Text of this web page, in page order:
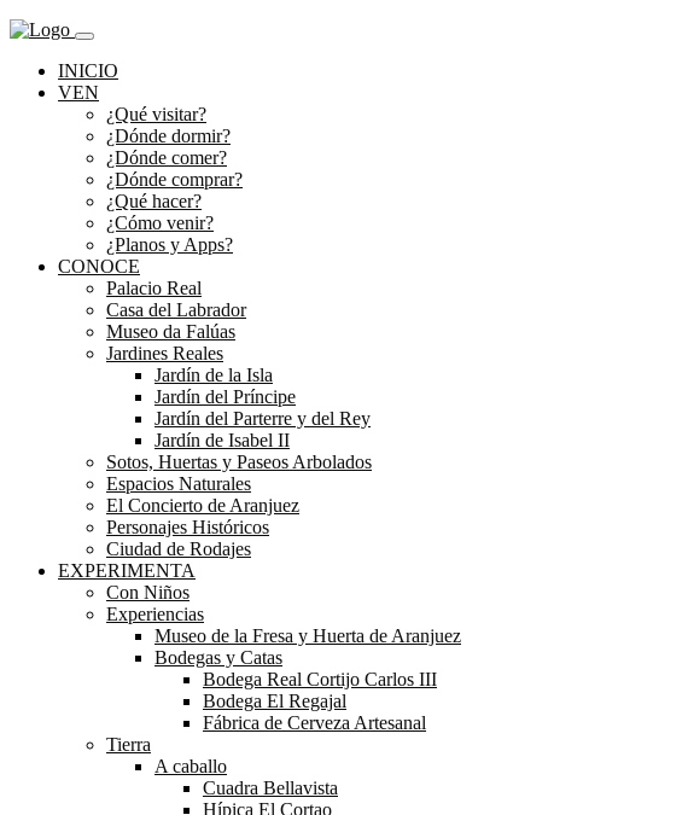
INICIO
VEN
¿Qué visitar?
¿Dónde dormir?
¿Dónde comer?
¿Dónde comprar?
¿Qué hacer?
¿Cómo venir?
¿Planos y Apps?
CONOCE
Palacio Real
Casa del Labrador
Museo da Falúas
Jardines Reales
Jardín de la Isla
Jardín del Príncipe
Jardín del Parterre y del Rey
Jardín de Isabel II
Sotos, Huertas y Paseos Arbolados
Espacios Naturales
El Concierto de Aranjuez
Personajes Históricos
Ciudad de Rodajes
EXPERIMENTA
Con Niños
Experiencias
Museo de la Fresa y Huerta de Aranjuez
Bodegas y Catas
Bodega Real Cortijo Carlos III
Bodega El Regajal
Fábrica de Cerveza Artesanal
Tierra
A caballo
Cuadra Bellavista
Hípica El Cortao